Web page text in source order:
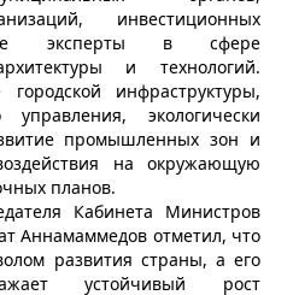
инвестиционных
эксперты в сфере
и технологий.
инфраструктуры,
экологически
промышленных зон и
на окружающую
планов.
Кабинета Министров
Аннамаммедов отметил, что
развития страны, а его
устойчивый рост